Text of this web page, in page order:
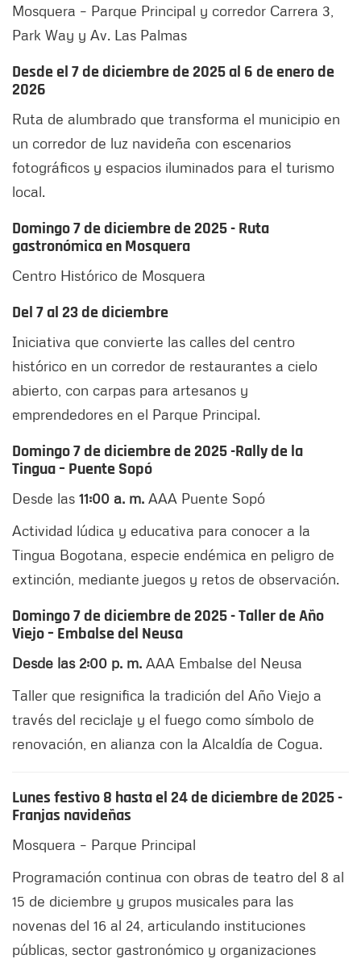
Mosquera – Parque Principal y corredor Carrera 3,
Park Way y Av. Las Palmas
Desde el 7 de diciembre de 2025 al 6 de enero de
2026
Ruta de alumbrado que transforma el municipio en
un corredor de luz navideña con escenarios
fotográficos y espacios iluminados para el turismo
local.
Domingo 7 de diciembre de 2025 - Ruta
gastronómica en Mosquera
Centro Histórico de Mosquera
Del 7 al 23 de diciembre
Iniciativa que convierte las calles del centro
histórico en un corredor de restaurantes a cielo
abierto, con carpas para artesanos y
emprendedores en el Parque Principal.
Domingo 7 de diciembre de 2025 -Rally de la
Tingua – Puente Sopó
Desde las 11:00 a. m. AAA Puente Sopó
Actividad lúdica y educativa para conocer a la
Tingua Bogotana, especie endémica en peligro de
extinción, mediante juegos y retos de observación.
Domingo 7 de diciembre de 2025 - Taller de Año
Viejo – Embalse del Neusa
Desde las 2:00 p. m. AAA Embalse del Neusa
Taller que resignifica la tradición del Año Viejo a
través del reciclaje y el fuego como símbolo de
renovación, en alianza con la Alcaldía de Cogua.
Lunes festivo 8 hasta el 24 de diciembre de 2025 -
Franjas navideñas
Mosquera – Parque Principal
Programación continua con obras de teatro del 8 al
15 de diciembre y grupos musicales para las
novenas del 16 al 24, articulando instituciones
públicas, sector gastronómico y organizaciones